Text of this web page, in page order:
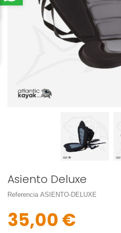
Asiento Deluxe
Referencia ASIENTO-DELUXE
35,00 €